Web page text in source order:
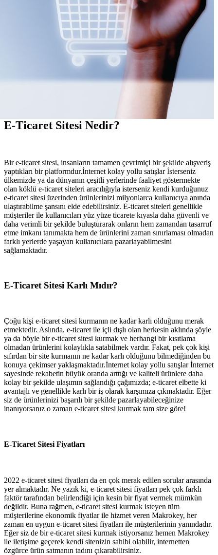
E-Ticaret Sitesi Nedir?
Bir e-ticaret sitesi, insanların tamamen çevrimiçi bir şekilde alışveriş
yaptıkları bir platformdur.İnternet kolay yollu satışlar İsterseniz
ülkemizde ya da dünyanın çeşitli yerlerinde faaliyet göstermekte
olan köklü e-ticaret siteleri aracılığıyla isterseniz kendi kurduğunuz
e-ticaret sitesi üzerinden ürünlerinizi milyonlarca kullanıcıya anında
ulaştırabilme şansını elde edebilirsiniz. E-ticaret siteleri genellikle
müşteriler ile kullanıcıları yüz yüze ticarete kıyasla daha güvenli ve
daha verimli bir şekilde buluşturarak onların hem zamandan tasarruf
etme imkanı tanımakta hem de ürünlerini zaman sınırlaması olmadan
farklı yerlerde yaşayan kullanıcılara pazarlayabilmesini
sağlamaktadır.
E-Ticaret Sitesi Karlı Mıdır?
Çoğu kişi e-ticaret sitesi kurmanın ne kadar karlı olduğunu merak
etmektedir. Aslında, e-ticaret ile içli dışlı olan herkesin aklında şöyle
ya da böyle bir e-ticaret sitesi kurmak ve herhangi bir kısıtlama
olmadan ürünlerini kolaylıkla satabilmek vardır. Fakat, pek çok kişi
sıfırdan bir site kurmanın ne kadar karlı olduğunu bilmediğinden bu
konuya çekimser yaklaşmaktadır.İnternet kolay yollu satışlar İnternet
sayesinde rekabetin büyük oranda arttığı ve kaliteli ürünlere daha
kolay bir şekilde ulaşımın sağlandığı çağımızda; e-ticaret elbette ki
avantajlı ve genellikle karlı bir iş olarak karşımıza çıkmaktadır. Eğer
siz de ürünlerinizi başarılı bir şekilde pazarlayabileceğinize
inanıyorsanız o zaman e-ticaret sitesi kurmak tam size göre!
E-Ticaret Sitesi Fiyatları
2022 e-ticaret sitesi fiyatları da en çok merak edilen sorular arasında
yer almaktadır. Ne yazık ki, e-ticaret sitesi fiyatları pek çok farklı
faktör tarafından belirlendiği için kesin bir fiyat vermek mümkün
değildir. Buna rağmen, e-ticaret sitesi kurmak isteyen tüm
müşterilerine ekonomik fiyatlar ile hizmet veren Makrokey, her
zaman en uygun e-ticaret sitesi fiyatları ile müşterilerinin yanındadır.
Eğer siz de bir e-ticaret sitesi kurmak istiyorsanız hemen Makrokey
ile iletişime geçerek kendi sitenizin sahibi olabilir, internetten
özgürce ürün satmanın tadını çıkarabilirsiniz.